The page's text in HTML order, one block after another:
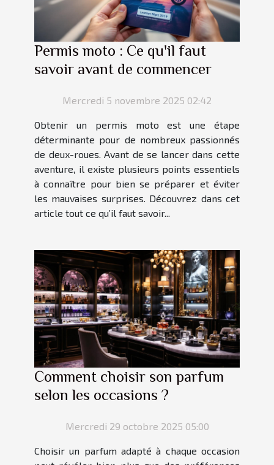
Permis moto : Ce qu'il faut
savoir avant de commencer
Mercredi 5 novembre 2025 02:42
Obtenir un permis moto est une étape
déterminante pour de nombreux passionnés
de deux-roues. Avant de se lancer dans cette
aventure, il existe plusieurs points essentiels
à connaître pour bien se préparer et éviter
les mauvaises surprises. Découvrez dans cet
article tout ce qu’il faut savoir...
Comment choisir son parfum
selon les occasions ?
Mercredi 29 octobre 2025 05:00
Choisir un parfum adapté à chaque occasion